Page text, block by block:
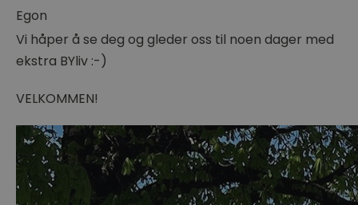
Egon
Vi håper å se deg og gleder oss til noen dager med
ekstra BYliv :-)
VELKOMMEN!